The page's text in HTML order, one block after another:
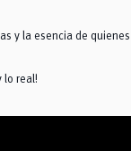
y la esencia de quienes
lo real!